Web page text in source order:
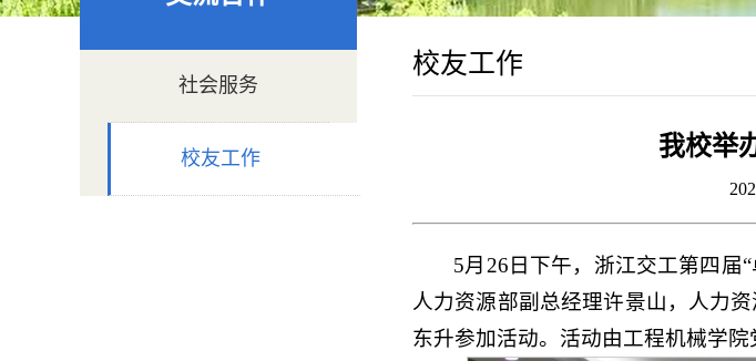
社会服务
校友工作
校友工作
我校举
5月26日下午，浙江交工第四届
人力资源部副总经理许景山，人力
东升参加活动。活动由工程机械学院